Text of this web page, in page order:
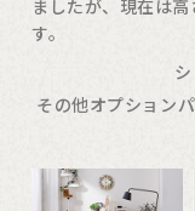
ましたが、現在は
す。
その他オプション